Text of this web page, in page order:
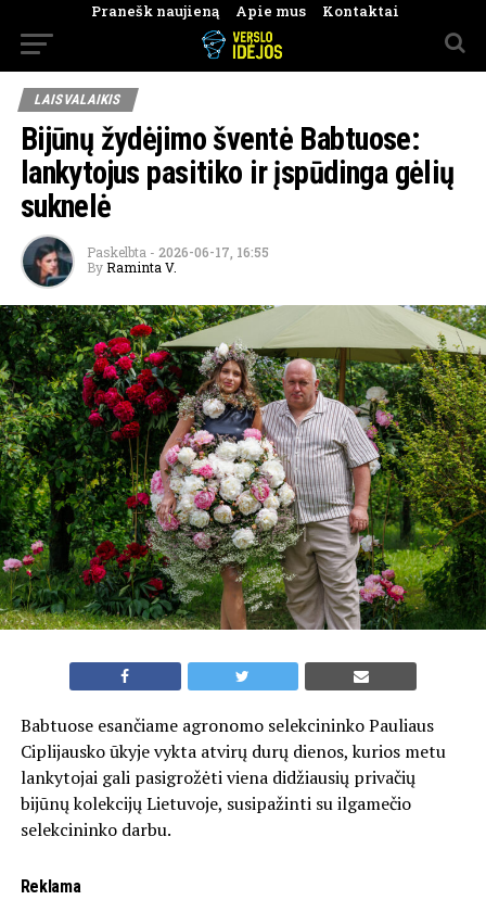
Pranešk naujieną Apie mus Kontaktai
LAISVALAIKIS
Bijūnų žydėjimo šventė Babtuose:
lankytojus pasitiko ir įspūdinga gėlių
suknelė
Paskelbta - 2026-06-17, 16:55
By Raminta V.
Babtuose esančiame agronomo selekcininko Pauliaus
Ciplijausko ūkyje vykta atvirų durų dienos, kurios metu
lankytojai gali pasigrožėti viena didžiausių privačių
bijūnų kolekcijų Lietuvoje, susipažinti su ilgamečio
selekcininko darbu.
Reklama